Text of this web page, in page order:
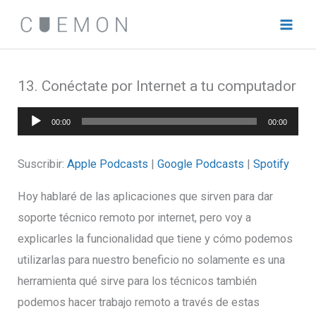
contenido
13. Conéctate por Internet a tu computador
Reproductor
de
audio
00:00 00:00
Suscribir:Apple Podcasts |Google Podcasts |Spotify
Hoy hablaré de las aplicaciones que sirven para dar
soporte técnico remoto por internet, pero voy a
explicarles la funcionalidad que tiene y cómo podemos
utilizarlas para nuestro beneficio no solamente es una
herramienta qué sirve para los técnicos también
podemos hacer trabajo remoto a través de estas